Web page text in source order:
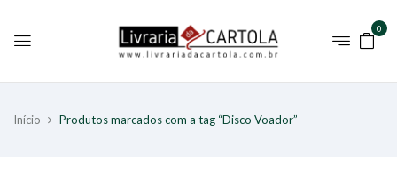
0
Início Produtos marcados com a tag “Disco Voador”